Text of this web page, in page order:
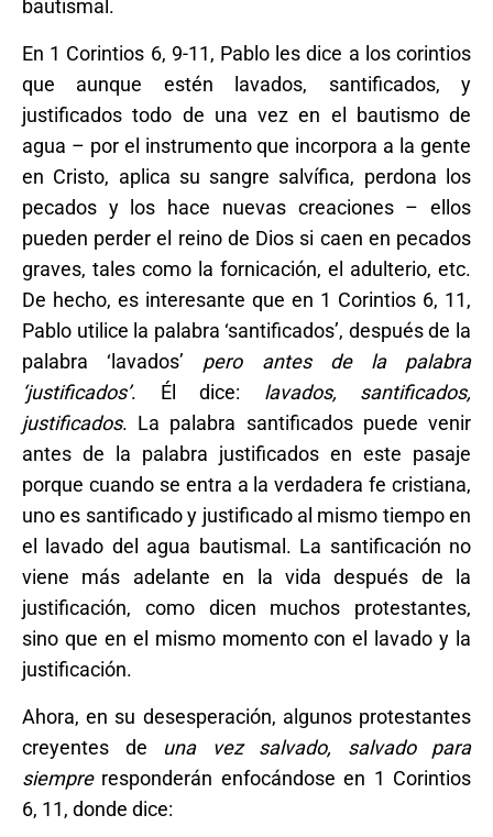
bautismal.
En 1 Corintios 6, 9-11, Pablo les dice a los corintios
que aunque estén lavados, santificados, y
justificados todo de una vez en el bautismo de
agua – por el instrumento que incorpora a la gente
en Cristo, aplica su sangre salvífica, perdona los
pecados y los hace nuevas creaciones – ellos
pueden perder el reino de Dios si caen en pecados
graves, tales como la fornicación, el adulterio, etc.
De hecho, es interesante que en 1 Corintios 6, 11,
Pablo utilice la palabra ‘santificados’, después de la
palabra ‘lavados’ pero antes de la palabra
‘justificados’. Él dice: lavados, santificados,
justificados. La palabra santificados puede venir
antes de la palabra justificados en este pasaje
porque cuando se entra a la verdadera fe cristiana,
uno es santificado y justificado al mismo tiempo en
el lavado del agua bautismal. La santificación no
viene más adelante en la vida después de la
justificación, como dicen muchos protestantes,
sino que en el mismo momento con el lavado y la
justificación.
Ahora, en su desesperación, algunos protestantes
creyentes de una vez salvado, salvado para
siempre responderán enfocándose en 1 Corintios
6, 11, donde dice: